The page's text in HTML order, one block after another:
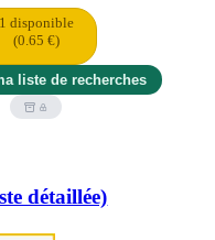
1 disponible
(0.65 €)
détaillée)